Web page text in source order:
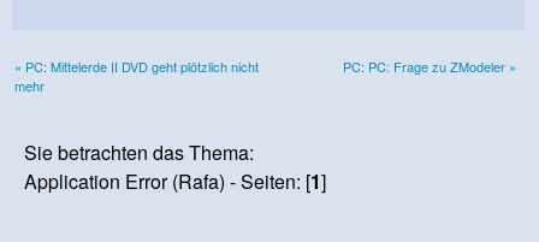
« PC: Mittelerde II DVD geht plötzlich nicht
mehr
PC: PC: Frage zu ZModeler »
Sie betrachten das Thema:
Application Error (Rafa) - Seiten: [1]